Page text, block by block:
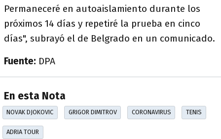
Permaneceré en autoaislamiento durante los
próximos 14 días y repetiré la prueba en cinco
días", subrayó el de Belgrado en un comunicado.
Fuente: DPA
En esta Nota
NOVAK DJOKOVIC GRIGOR DIMITROV CORONAVIRUS TENIS
ADRIA TOUR